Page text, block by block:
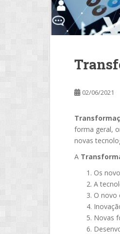
02/06/2021
forma geral,
novas
A
Os
A
O novo
Novas